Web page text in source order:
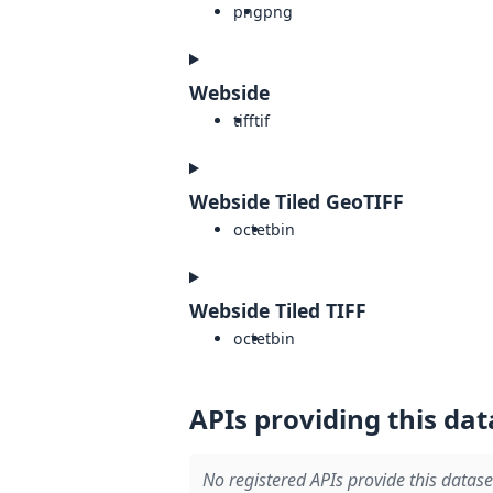
pngpng
Webside
tifftif
Webside Tiled GeoTIFF
octetbin
Webside Tiled TIFF
octetbin
APIs providing this
No registered APIs provide this